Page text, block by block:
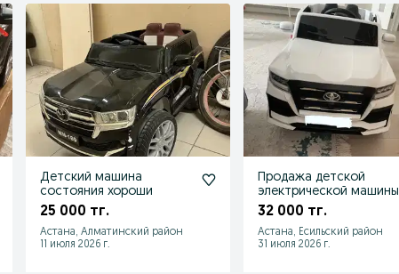
Детский машина
состояния хороши
25 000 тг.
Астана, Алматинский район
11 июля 2026 г.
Продажа детской
электрической машины
32 000 тг.
Астана, Есильский район
31 июля 2026 г.